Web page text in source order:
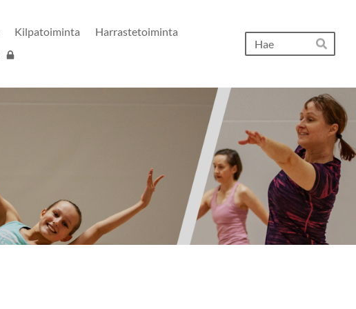
Kilpatoiminta
Harrastetoiminta
Hae